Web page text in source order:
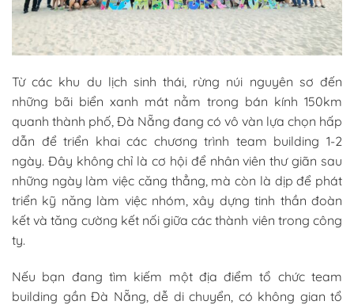
Từ các khu du lịch sinh thái, rừng núi nguyên sơ đến
những bãi biển xanh mát nằm trong bán kính 150km
quanh thành phố, Đà Nẵng đang có vô vàn lựa chọn hấp
dẫn để triển khai các chương trình team building 1-2
ngày. Đây không chỉ là cơ hội để nhân viên thư giãn sau
những ngày làm việc căng thẳng, mà còn là dịp để phát
triển kỹ năng làm việc nhóm, xây dựng tinh thần đoàn
kết và tăng cường kết nối giữa các thành viên trong công
ty.
Nếu bạn đang tìm kiếm một địa điểm tổ chức team
building gần Đà Nẵng, dễ di chuyển, có không gian tổ